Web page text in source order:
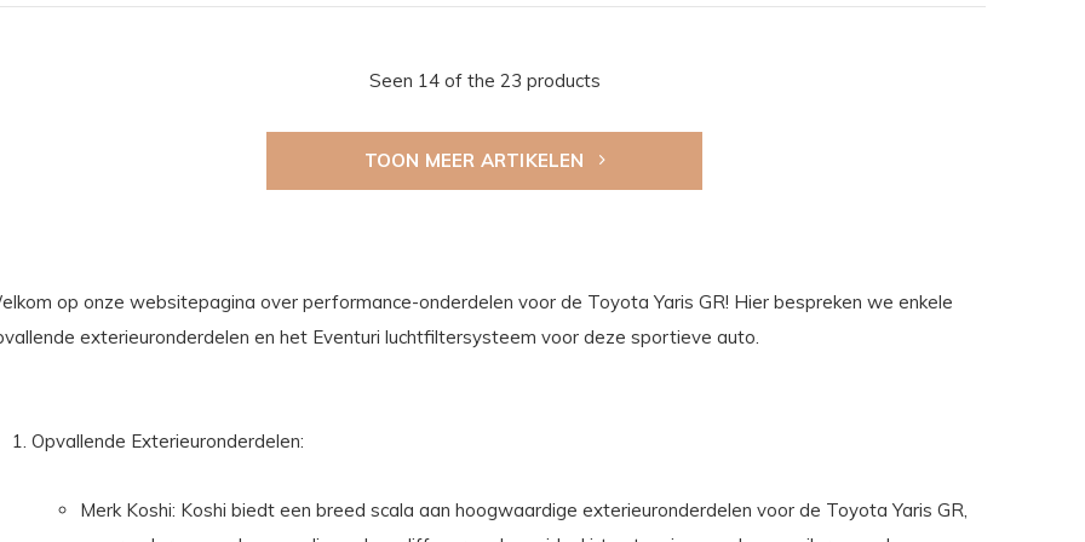
Seen 14 of the 23 products
TOON MEER ARTIKELEN
op onze websitepagina over performance-onderdelen voor de Toyota Yaris GR! Hier bespreken we enkele
exterieuronderdelen en het Eventuri luchtfiltersysteem voor deze sportieve auto.
Opvallende Exterieuronderdelen:
Merk Koshi: Koshi biedt een breed scala aan hoogwaardige exterieuronderdelen voor de Toyota Yaris GR,